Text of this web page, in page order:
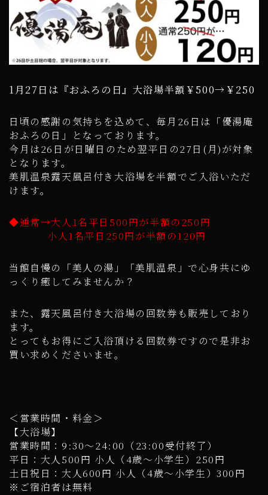
1月27日は『おふろの日』大浴場半額￥500→￥250
日頃の感謝の気持ちを込めて、毎月26日は「優湯庵
おふろの日」となっております。
今月は26日が日曜日のため翌平日の27日(月)が対象
となります。
美肌温泉露天風呂付き大浴場を半額でご入浴いただ
けます。
◆通常→大人1名平日500円が半額の250円
小人1名平日250円が半額の120円
当館自慢の「美人の湯」「美肌温泉」で心身共にゆ
っくり癒してみませんか？
また、露天風呂付き大浴場の回数券も販売しており
ます。
とってもお得にご入浴頂ける回数券ですので是非お
買い求めくださいませ。
＜営業時間・料金＞
【大浴場】
営業時間：9:30～24:00（23:00受付終了）
平日：大人500円 小人（4歳～小学生）250円
土日祝日：大人600円 小人（4歳～小学生）300円
※ご宿泊者は無料